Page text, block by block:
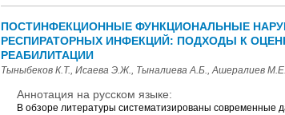
ПОСТИНФЕКЦИОННЫЕ ФУНКЦИОНАЛЬНЫЕ
РЕСПИРАТОРНЫХ ИНФЕКЦИЙ: ПОДХОДЫ К
РЕАБИЛИТАЦИИ
Тыныбеков К.Т., Исаева Э.Ж., Тыналиева А.Б., Ашералиев М.Е.
Аннотация на русском языке:
В обзоре литературы систематизированы